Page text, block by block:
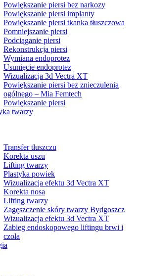
Powiększanie piersi bez narkozy
Powiększanie piersi implanty
Powiększanie piersi tkanka tłuszczowa
Pomniejszanie piersi
Podciąganie piersi
Rekonstrukcja piersi
Wymiana endoprotez
Usunięcie endoprotez
Wizualizacja 3d Vectra XT
Powiększanie piersi bez znieczulenia
ogólnego – Mia Femtech
Powiększanie piersi
twarzy
Transfer tłuszczu
Korekta uszu
Lifting twarzy
Plastyka powiek
Wizualizacja efektu 3d Vectra XT
Korekta nosa
Lifting twarzy
Zagęszczenie skóry twarzy Bydgoszcz
Wizualizacja efektu 3d Vectra XT
Zabieg endoskopowego liftingu brwi i
czoła